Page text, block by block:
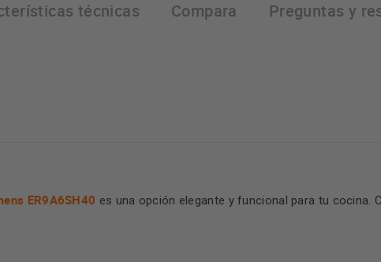
técnicas Compara Preguntas y
ER9A6SH40 es una opción elegante y funcional para tu